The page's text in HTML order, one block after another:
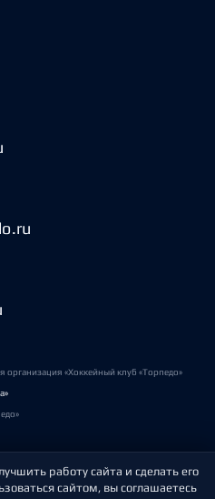
«Хоккейный клуб «Торпедо»
работу сайта и сделать его
сайтом, вы соглашаетесь